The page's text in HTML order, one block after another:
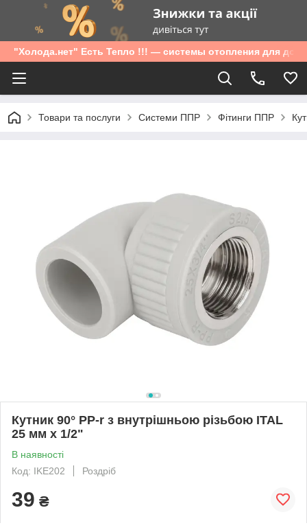
"Холода.нет" Есть Тепло !!! — системы отопления для дома
Товари та послуги Системи ППР Фітинги ППР
Кутник 90° PP-r з внутрішньою різьбою ITAL
25 мм x 1/2"
В наявності
Код: IKE202
Роздріб
39 ₴